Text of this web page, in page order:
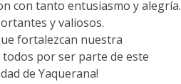
con tanto entusiasmo y alegría.
y valiosos.
fortalezcan nuestra
todos por ser parte de este
de Yaquerana!